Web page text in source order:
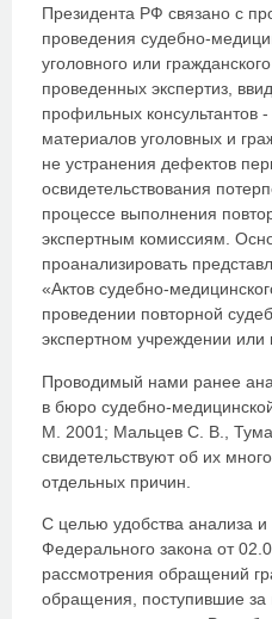
Президента РФ связано с
проведения судебно-
уголовного или
проведенных экспертиз,
профильных консультантов
материалов уголовных и
не устранения дефектов
освидетельствования
процессе выполнения
экспертным комиссиям.
проанализировать
«Актов судебно-
проведении повторной
экспертном учреждении
Проводимый нами ранее
в бюро судебно-
М. 2001; Мальцев С. В.,
свидетельствуют об их
отдельных причин.
С целью удобства анализа
Федерального закона от
рассмотрения обращений
обращения, поступившие за